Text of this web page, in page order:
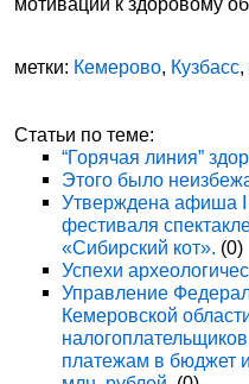
метки: Кемерово, Кузбасс,
Статьи по теме:
“Горячая линия”
Этого было
Утверждена афиша I
фестиваля
«Сибирский кот». (0)
Успехи
Управление
Кемеровской
платежам в